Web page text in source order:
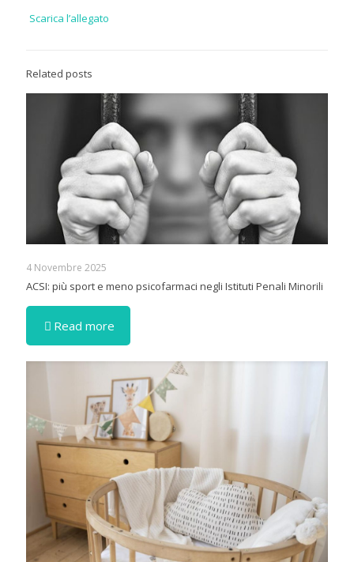
Scarica l’allegato
Related posts
4 Novembre 2025
ACSI: più sport e meno psicofarmaci negli Istituti Penali Minorili
Read more